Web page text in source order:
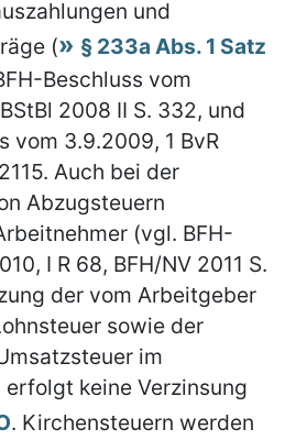
und
(
§ 233a Abs. 1 Satz
Beschluss vom
2008 II S. 332, und
vom 3.9.2009, 1 BvR
Auch bei der
Abzugsteuern
(vgl. BFH-
I R 68, BFH/NV 2011 S.
der vom Arbeitgeber
sowie der
im
keine Verzinsung
. Kirchensteuern werden